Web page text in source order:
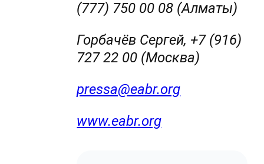
(777) 750 00 08 (Алматы)
Горбачёв Сергей, +7 (916)
727 22 00 (Москва)
pressa@eabr.org
www.eabr.org